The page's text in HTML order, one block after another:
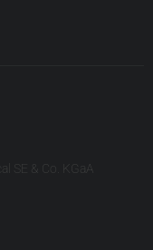
SE & Co. KGaA